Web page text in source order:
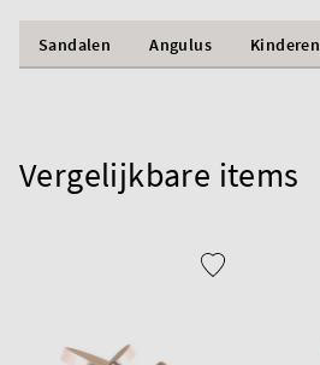
Sandalen Angulus Kinderen
Vergelijkbare items